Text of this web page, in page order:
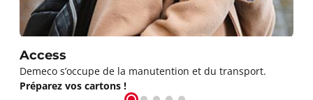
Access
Demeco s’occupe de la manutention et du transport.
Préparez vos cartons !